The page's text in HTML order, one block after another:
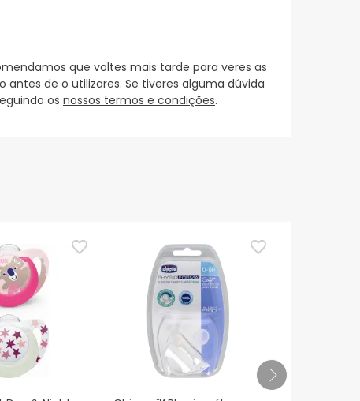
que voltes mais tarde para veres as
de o utilizares. Se tiveres alguma dúvida
os nossos termos e condições.